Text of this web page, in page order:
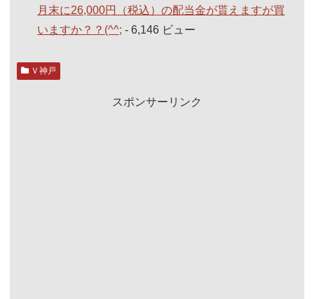
月末に26,000円（税込）の配当金が貰えますが買
いますか？？(^^; - 6,146 ビュー
Ｖ神戸
スポンサーリンク